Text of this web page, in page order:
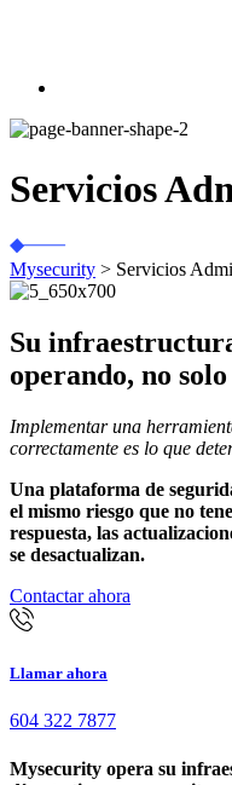
Servicios
Mysecurity > Servicios
Su
operando, no
Implementar una
correctamente es lo que
Una plataforma de
el mismo riesgo que no
respuesta, las
se desactualizan.
Contactar ahora
Llamar ahora
604 322 7877
Mysecurity opera su